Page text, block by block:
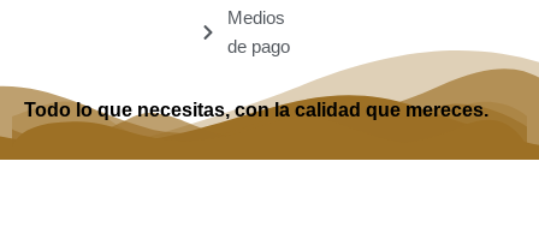
Medios
de pago
Todo lo que necesitas, con la calidad que mereces.